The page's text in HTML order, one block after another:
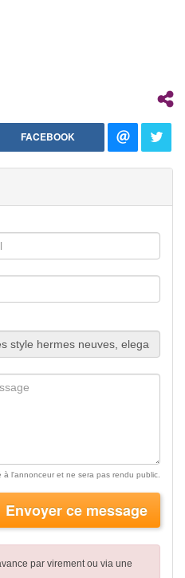
FACEBOOK
à l'annonceur et ne sera pas rendu public.
Envoyer ce message
par virementou via une